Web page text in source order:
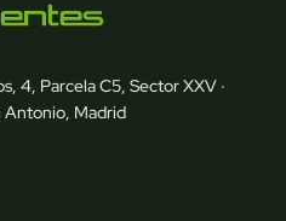
4, Parcela C5, Sector XXV ·
Antonio, Madrid